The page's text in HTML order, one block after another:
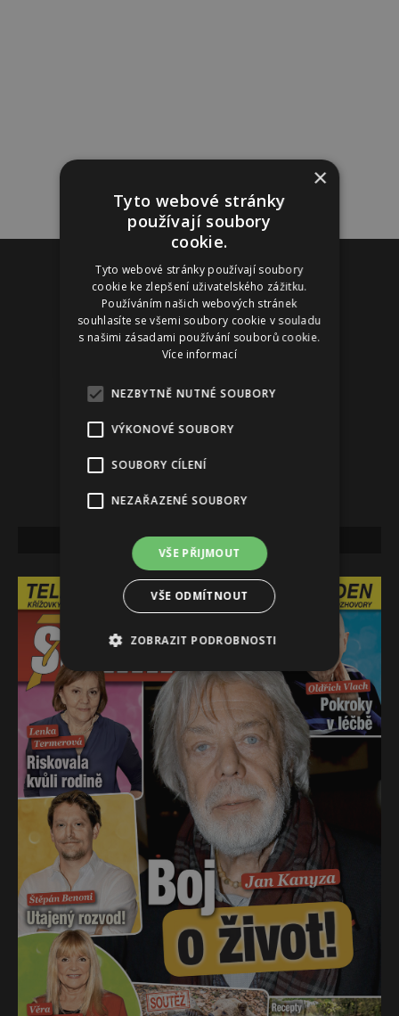
NEJNOVĚJŠÍ VYDÁNÍ
×
Tyto webové stránky
používají soubory
cookie.
Tyto webové stránky používají soubory
cookie ke zlepšení uživatelského zážitku.
Používáním našich webových stránek
souhlasíte se všemi soubory cookie v souladu
s našimi zásadami používání souborů cookie.
Více informací
NEZBYTNĚ NUTNÉ SOUBORY
VÝKONOVÉ SOUBORY
SOUBORY CÍLENÍ
NEZAŘAZENÉ SOUBORY
VŠE PŘIJMOUT
VŠE ODMÍTNOUT
ZOBRAZIT PODROBNOSTI